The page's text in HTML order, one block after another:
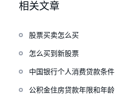
相关文章
股票买卖怎么买
怎么买到新股票
中国银行个人消费贷款条件
公积金住房贷款年限和年龄